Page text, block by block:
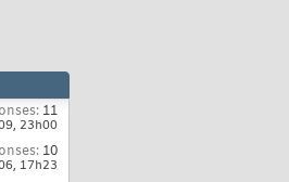
11
23h00
10
17h23